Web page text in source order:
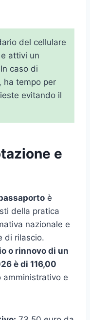
del cellulare
attivi un
caso di
ha tempo per
evitando il
e
è
della pratica
nazionale e
di rilascio.
o rinnovo di un
è di 116,00
e